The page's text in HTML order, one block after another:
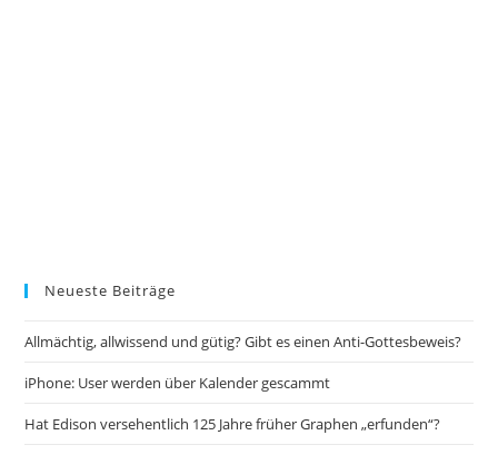
Neueste Beiträge
Allmächtig, allwissend und gütig? Gibt es einen Anti-Gottesbeweis?
iPhone: User werden über Kalender gescammt
Hat Edison versehentlich 125 Jahre früher Graphen „erfunden“?